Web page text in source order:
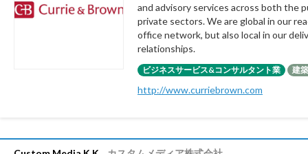
and advisory services across both the
private sectors. We are global in our
office network, but also local in our
relationships.
ビジネスサービス&コンサルタント業 建
http://www.curriebrown.com